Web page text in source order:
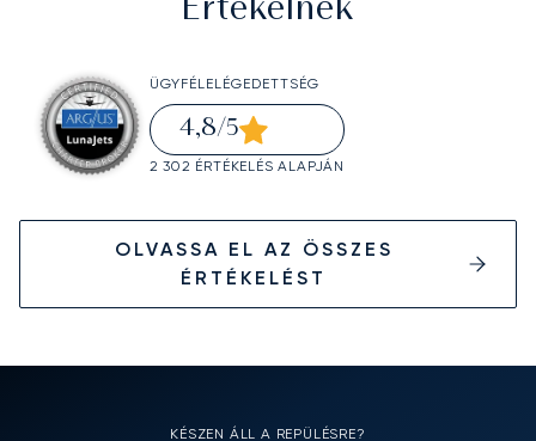
Értékelnek
ÜGYFÉLELÉGEDETTSÉG
4,8/5
2 302 ÉRTÉKELÉS ALAPJÁN
OLVASSA EL AZ ÖSSZES
ÉRTÉKELÉST
KÉSZEN ÁLL A REPÜLÉSRE?